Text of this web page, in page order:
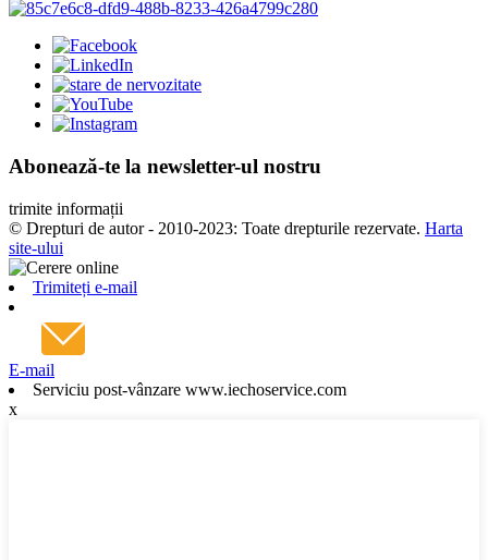
Abonează-te la newsletter-ul nostru
trimite informații
© Drepturi de autor - 2010-2023: Toate drepturile rezervate. Harta
site-ului
Trimiteți e-mail
E-mail
Serviciu post-vânzare www.iechoservice.com
x